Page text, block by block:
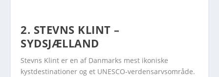
2. STEVNS KLINT –
SYDSJÆLLAND
Stevns Klint er en af Danmarks mest ikoniske
kystdestinationer og et UNESCO-verdensarvsområde.